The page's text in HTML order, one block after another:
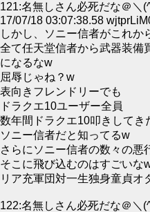
121:名無しさん必死だな＠＼
17/07/18 03:07:38.58
しかし、ソニー信者がこれか
全て任天堂信者から武器装備
になるなw
屈辱じゃね？w
表向きフレンドリーでも
ドラクエ10ユーザー全員
数年間ドラクエ10叩きしてき
ソニー信者だと知ってるw
さらにソニー信者の数々の悪
そこに飛び込むのはすごいな
リア充軍団対一生独身童貞オ
122:名無しさん必死だな＠＼